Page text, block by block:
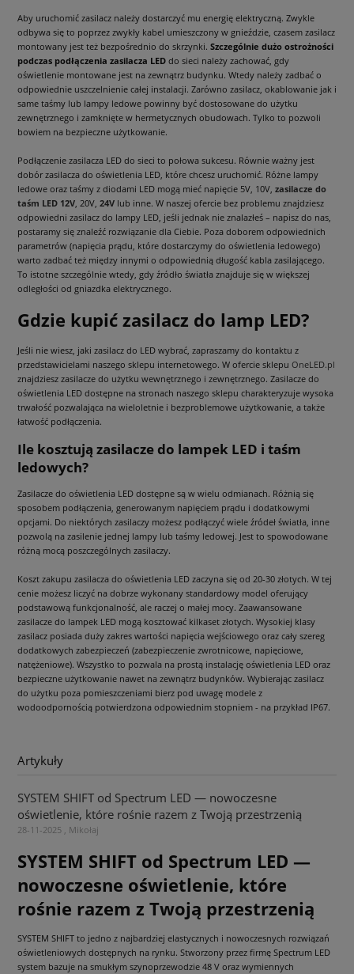
Aby uruchomić zasilacz należy dostarczyć mu energię elektryczną. Zwykle
odbywa się to poprzez zwykły kabel umieszczony w gnieździe, czasem zasilacz
montowany jest też bezpośrednio do skrzynki. Szczególnie dużo ostrożności
podczas podłączenia zasilacza LED do sieci należy zachować, gdy
oświetlenie montowane jest na zewnątrz budynku. Wtedy należy zadbać o
odpowiednie uszczelnienie całej instalacji. Zarówno zasilacz, okablowanie jak i
same taśmy lub lampy ledowe powinny być dostosowane do użytku
zewnętrznego i zamknięte w hermetycznych obudowach. Tylko to pozwoli
bowiem na bezpieczne użytkowanie.
Podłączenie zasilacza LED do sieci to połowa sukcesu. Równie ważny jest
dobór zasilacza do oświetlenia LED, które chcesz uruchomić. Różne lampy
ledowe oraz taśmy z diodami LED mogą mieć napięcie 5V, 10V, zasilacze do
taśm LED 12V, 20V, 24V lub inne. W naszej ofercie bez problemu znajdziesz
odpowiedni zasilacz do lampy LED, jeśli jednak nie znalazłeś – napisz do nas,
postaramy się znaleźć rozwiązanie dla Ciebie. Poza doborem odpowiednich
parametrów (napięcia prądu, które dostarczymy do oświetlenia ledowego)
warto zadbać też między innymi o odpowiednią długość kabla zasilającego.
To istotne szczególnie wtedy, gdy źródło światła znajduje się w większej
odległości od gniazdka elektrycznego.
Gdzie kupić zasilacz do lamp LED?
Jeśli nie wiesz, jaki zasilacz do LED wybrać, zapraszamy do kontaktu z
przedstawicielami naszego sklepu internetowego. W ofercie sklepu OneLED.pl
znajdziesz zasilacze do użytku wewnętrznego i zewnętrznego. Zasilacze do
oświetlenia LED dostępne na stronach naszego sklepu charakteryzuje wysoka
trwałość pozwalająca na wieloletnie i bezproblemowe użytkowanie, a także
łatwość podłączenia.
Ile kosztują zasilacze do lampek LED i taśm
ledowych?
Zasilacze do oświetlenia LED dostępne są w wielu odmianach. Różnią się
sposobem podłączenia, generowanym napięciem prądu i dodatkowymi
opcjami. Do niektórych zasilaczy możesz podłączyć wiele źródeł światła, inne
pozwolą na zasilenie jednej lampy lub taśmy ledowej. Jest to spowodowane
różną mocą poszczególnych zasilaczy.
Koszt zakupu zasilacza do oświetlenia LED zaczyna się od 20-30 złotych. W tej
cenie możesz liczyć na dobrze wykonany standardowy model oferujący
podstawową funkcjonalność, ale raczej o małej mocy. Zaawansowane
zasilacze do lampek LED mogą kosztować kilkaset złotych. Wysokiej klasy
zasilacz posiada duży zakres wartości napięcia wejściowego oraz cały szereg
dodatkowych zabezpieczeń (zabezpieczenie zwrotnicowe, napięciowe,
natężeniowe). Wszystko to pozwala na prostą instalację oświetlenia LED oraz
bezpieczne użytkowanie nawet na zewnątrz budynków. Wybierając zasilacz
do użytku poza pomieszczeniami bierz pod uwagę modele z
wodoodpornością potwierdzona odpowiednim stopniem - na przykład IP67.
Artykuły
SYSTEM SHIFT od Spectrum LED — nowoczesne
oświetlenie, które rośnie razem z Twoją przestrzenią
28-11-2025 , Mikołaj
SYSTEM SHIFT od Spectrum LED —
nowoczesne oświetlenie, które
rośnie razem z Twoją przestrzenią
SYSTEM SHIFT to jedno z najbardziej elastycznych i nowoczesnych rozwiązań
oświetleniowych dostępnych na rynku. Stworzony przez firmę Spectrum LED
system bazuje na smukłym szynoprzewodzie 48 V oraz wymiennych